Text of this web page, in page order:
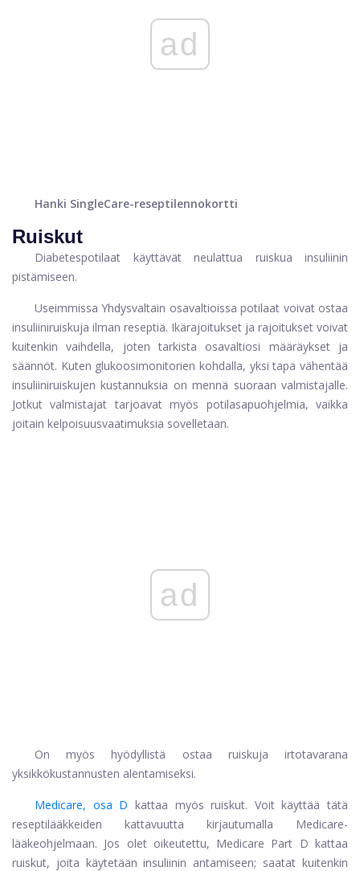
ad
Hanki SingleCare-reseptilennokortti
Ruiskut
Diabetespotilaat käyttävät neulattua ruiskua insuliinin
pistämiseen.
Useimmissa Yhdysvaltain osavaltioissa potilaat voivat ostaa
insuliiniruiskuja ilman reseptiä. Ikärajoitukset ja rajoitukset voivat
kuitenkin vaihdella, joten tarkista osavaltiosi määräykset ja
säännöt. Kuten glukoosimonitorien kohdalla, yksi tapa vähentää
insuliiniruiskujen kustannuksia on mennä suoraan valmistajalle.
Jotkut valmistajat tarjoavat myös potilasapuohjelmia, vaikka
joitain kelpoisuusvaatimuksia sovelletaan.
ad
On myös hyödyllistä ostaa ruiskuja irtotavarana
yksikkökustannusten alentamiseksi.
Medicare, osa D kattaa myös ruiskut. Voit käyttää tätä
reseptilääkkeiden kattavuutta kirjautumalla Medicare-
lääkeohjelmaan. Jos olet oikeutettu, Medicare Part D kattaa
ruiskut, joita käytetään insuliinin antamiseen; saatat kuitenkin